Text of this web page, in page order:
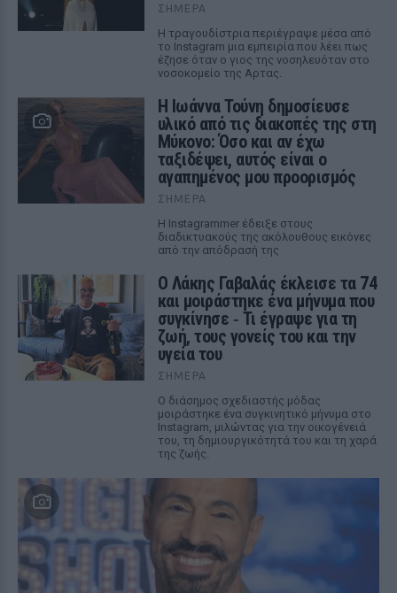
ΣΉΜΕΡΑ
Η τραγουδίστρια περιέγραψε μέσα από
το Instagram μια εμπειρία που λέει πως
έζησε όταν ο γιος της νοσηλευόταν στο
νοσοκομείο της Αρτας.
Η Ιωάννα Τούνη δημοσίευσε
υλικό από τις διακοπές της στη
Μύκονο: Όσο και αν έχω
ταξιδέψει, αυτός είναι ο
αγαπημένος μου προορισμός
ΣΉΜΕΡΑ
Η Instagrammer έδειξε στους
διαδικτυακούς της ακόλουθους εικόνες
από την απόδρασή της
Ο Λάκης Γαβαλάς έκλεισε τα 74
και μοιράστηκε ένα μήνυμα που
συγκίνησε ‑ Τι έγραψε για τη
ζωή, τους γονείς του και την
υγεία του
ΣΉΜΕΡΑ
Ο διάσημος σχεδιαστής μόδας
μοιράστηκε ένα συγκινητικό μήνυμα στο
Instagram, μιλώντας για την οικογένειά
του, τη δημιουργικότητά του και τη χαρά
της ζωής.